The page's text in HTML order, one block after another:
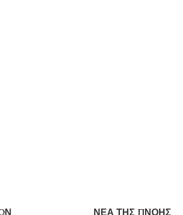
ΝΕΑ ΤΗΣ ΠΝΟΗΣ